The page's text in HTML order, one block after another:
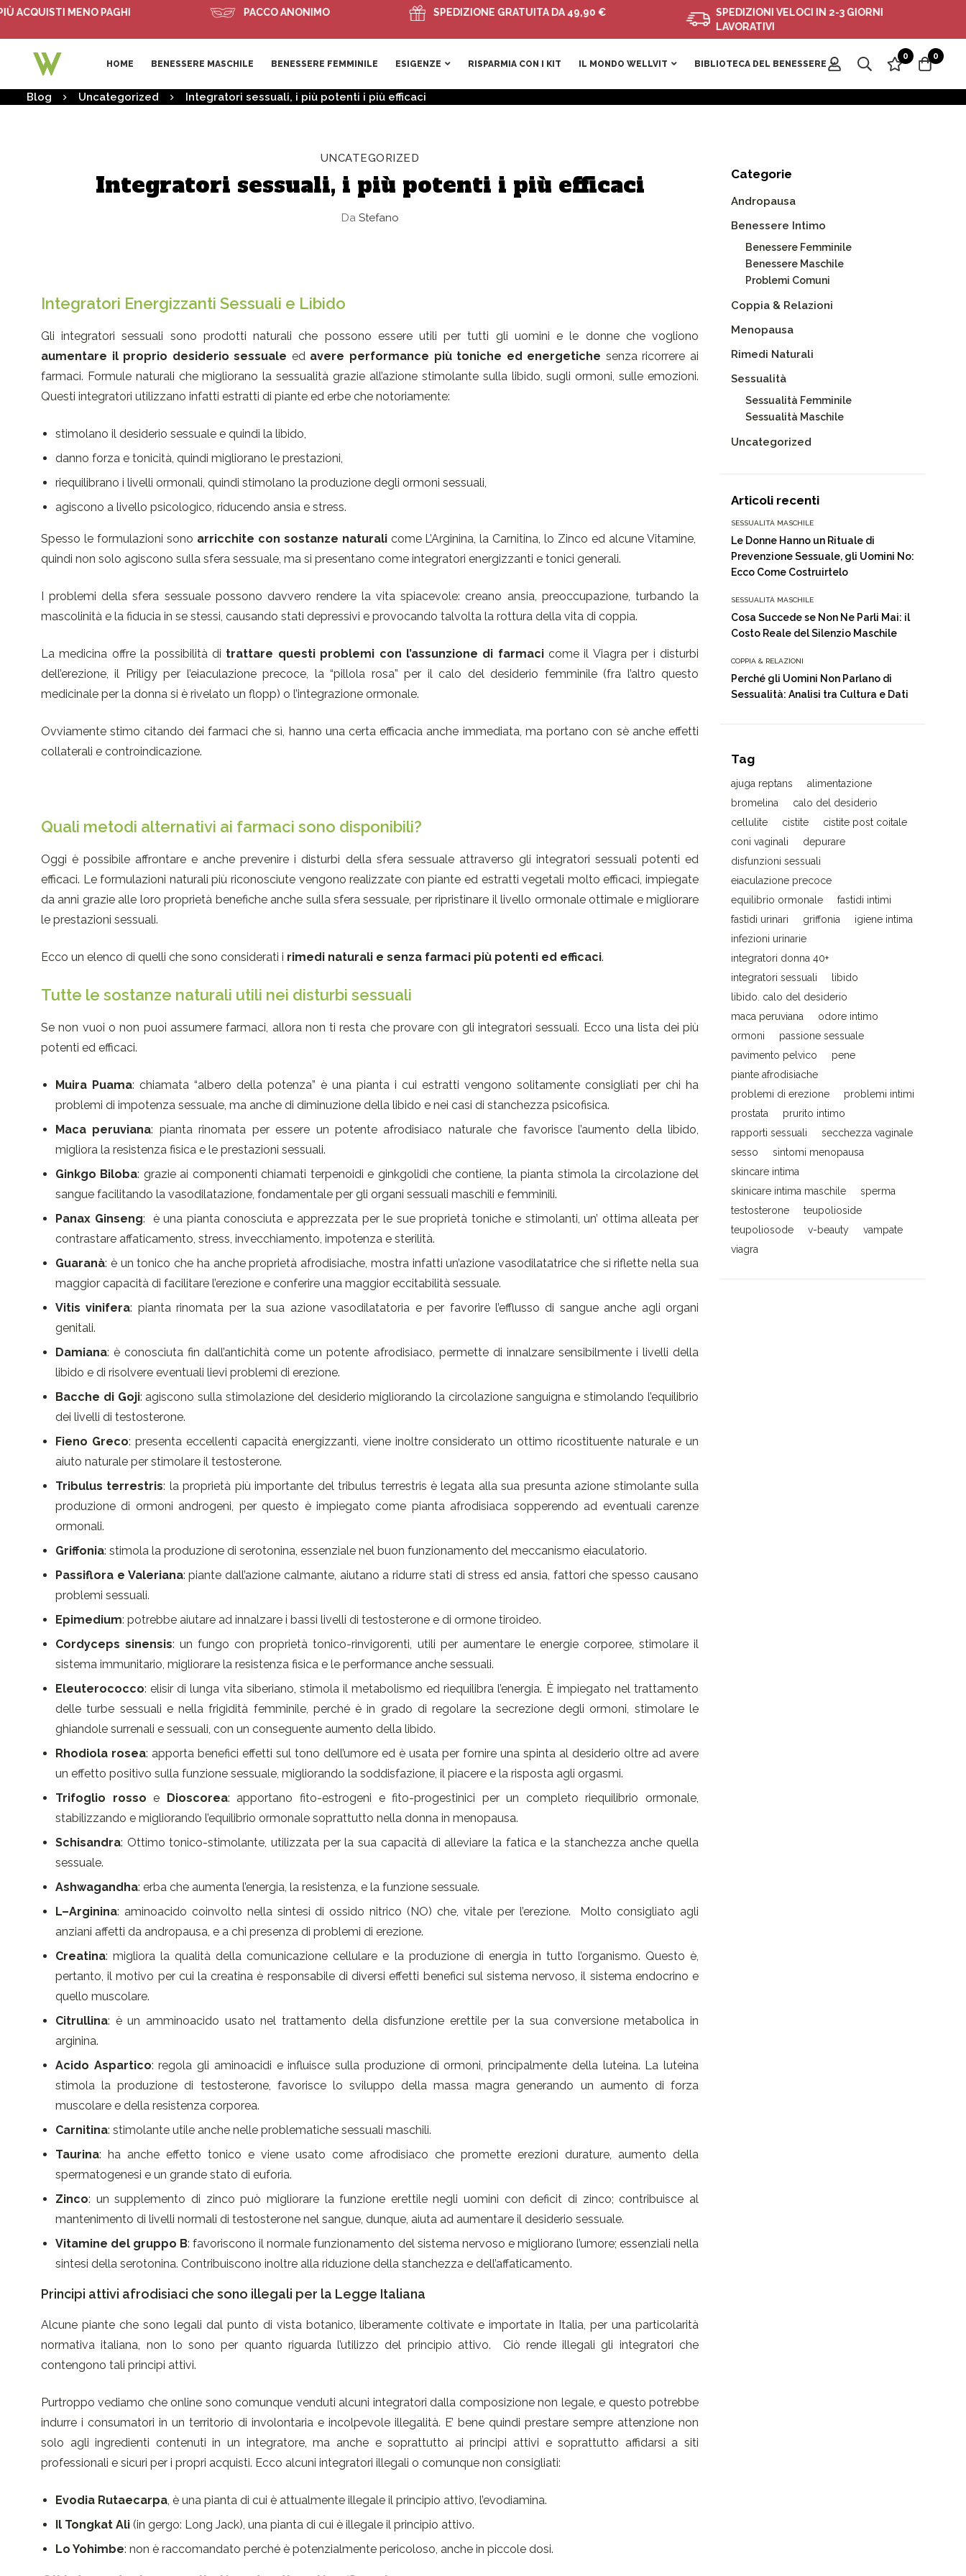
MENO PAGHI PACCO ANONIMO SPEDIZIONE GRATUITA DA 49,90 €
SPEDIZIONI VELOCI IN 2-3 GIORNI
LAVORATIVI
HOME BENESSERE MASCHILE BENESSERE FEMMINILE ESIGENZE RISPARMIA CON I KIT IL MONDO WELLVIT BIBLIOTECA DEL BENESSERE
0 0
Blog Uncategorized Integratori sessuali, i più potenti i più efficaci
UNCATEGORIZED
Integratori sessuali, i più potenti i più efficaci
DaStefano
Integratori Energizzanti Sessuali e Libido
Gli integratori sessuali sono prodotti naturali che possono essere utili per tutti gli uomini e le donne che vogliono
aumentare il proprio desiderio sessuale ed avere performance più toniche ed energetiche senza ricorrere ai
farmaci. Formule naturali che migliorano la sessualità grazie all’azione stimolante sulla libido, sugli ormoni, sulle emozioni.
Questi integratori utilizzano infatti estratti di piante ed erbe che notoriamente:
stimolano il desiderio sessuale e quindi la libido,
danno forza e tonicità, quindi migliorano le prestazioni,
riequilibrano i livelli ormonali, quindi stimolano la produzione degli ormoni sessuali,
agiscono a livello psicologico, riducendo ansia e stress.
Spesso le formulazioni sono arricchite con sostanze naturalicome L’Arginina, la Carnitina, lo Zinco ed alcune Vitamine,
quindi non solo agiscono sulla sfera sessuale, ma si presentano come integratori energizzanti e tonici generali.
I problemi della sfera sessuale possono davvero rendere la vita spiacevole: creano ansia, preoccupazione, turbando la
mascolinità e la fiducia in se stessi, causando stati depressivi e provocando talvolta la rottura della vita di coppia.
La medicina offre la possibilità di trattare questi problemi con l’assunzione di farmacicome il Viagra per i disturbi
dell’erezione, il Priligy per l’eiaculazione precoce, la “pillola rosa” per il calo del desiderio femminile (fra l’altro questo
medicinale per la donna si è rivelato un flopp) o l’integrazione ormonale.
Ovviamente stimo citando dei farmaci che sì, hanno una certa efficacia anche immediata, ma portano con sè anche effetti
collaterali e controindicazione.
Quali metodi alternativi ai farmaci sono disponibili?
Oggi è possibile affrontare e anche prevenire i disturbi della sfera sessuale attraverso gli integratori sessuali potenti ed
efficaci. Le formulazioni naturali più riconosciute vengono realizzate con piante ed estratti vegetali molto efficaci, impiegate
da anni grazie alle loro proprietà benefiche anche sulla sfera sessuale, per ripristinare il livello ormonale ottimale e migliorare
le prestazioni sessuali.
Ecco un elenco di quelli che sono considerati i rimedi naturali e senza farmaci più potenti ed efficaci.
Tutte le sostanze naturali utili nei disturbi sessuali
Se non vuoi o non puoi assumere farmaci, allora non ti resta che provare con gli integratori sessuali. Ecco una lista dei più
potenti ed efficaci.
Muira Puama: chiamata “albero della potenza” è una pianta i cui estratti vengono solitamente consigliati per chi ha
problemi di impotenza sessuale, ma anche di diminuzione della libido e nei casi di stanchezza psicofisica.
Maca peruviana: pianta rinomata per essere un potente afrodisiaco naturale che favorisce l’aumento della libido,
migliora la resistenza fisica e le prestazioni sessuali.
Ginkgo Biloba: grazie ai componenti chiamati terpenoidi e ginkgolidi che contiene, la pianta stimola la circolazione del
sangue facilitando la vasodilatazione, fondamentale per gli organi sessuali maschili e femminili.
Panax Ginseng: è una pianta conosciuta e apprezzata per le sue proprietà toniche e stimolanti, un’ ottima alleata per
contrastare affaticamento, stress, invecchiamento, impotenza e sterilità.
Guaranà: è un tonico che ha anche proprietà afrodisiache, mostra infatti un’azione vasodilatatrice che si riflette nella sua
maggior capacità di facilitare l’erezione e conferire una maggior eccitabilità sessuale.
Vitis vinifera: pianta rinomata per la sua azione vasodilatatoria e per favorire l’efflusso di sangue anche agli organi
genitali.
Damiana: è conosciuta fin dall’antichità come un potente afrodisiaco, permette di innalzare sensibilmente i livelli della
libido e di risolvere eventuali lievi problemi di erezione.
Bacche di Goji: agiscono sulla stimolazione del desiderio migliorando la circolazione sanguigna e stimolando l’equilibrio
dei livelli di testosterone.
Fieno Greco: presenta eccellenti capacità energizzanti, viene inoltre considerato un ottimo ricostituente naturale e un
aiuto naturale per stimolare il testosterone.
Tribulus terrestris: la proprietà più importante del tribulus terrestris è legata alla sua presunta azione stimolante sulla
produzione di ormoni androgeni, per questo è impiegato come pianta afrodisiaca sopperendo ad eventuali carenze
ormonali.
Griffonia: stimola la produzione di serotonina, essenziale nel buon funzionamento del meccanismo eiaculatorio.
Passiflora e Valeriana: piante dall’azione calmante, aiutano a ridurre stati di stress ed ansia, fattori che spesso causano
problemi sessuali.
Epimedium: potrebbe aiutare ad innalzare i bassi livelli di testosterone e di ormone tiroideo.
Cordyceps sinensis: un fungo con proprietà tonico-rinvigorenti, utili per aumentare le energie corporee, stimolare il
sistema immunitario, migliorare la resistenza fisica e le performance anche sessuali.
Eleuterococco: elisir di lunga vita siberiano, stimola il metabolismo ed riequilibra l’energia. È impiegato nel trattamento
delle turbe sessuali e nella frigidità femminile, perché è in grado di regolare la secrezione degli ormoni, stimolare le
ghiandole surrenali e sessuali, con un conseguente aumento della libido.
Rhodiola rosea: apporta benefici effetti sul tono dell’umore ed è usata per fornire una spinta al desiderio oltre ad avere
un effetto positivo sulla funzione sessuale, migliorando la soddisfazione, il piacere e la risposta agli orgasmi.
Trifoglio rosso e Dioscorea: apportano fito-estrogeni e fito-progestinici per un completo riequilibrio ormonale,
stabilizzando e migliorando l’equilibrio ormonale soprattutto nella donna in menopausa.
Schisandra: Ottimo tonico-stimolante, utilizzata per la sua capacità di alleviare la fatica e la stanchezza anche quella
sessuale.
Ashwagandha: erba che aumenta l’energia, la resistenza, e la funzione sessuale.
L–Arginina: aminoacido coinvolto nella sintesi di ossido nitrico (NO) che, vitale per l’erezione. Molto consigliato agli
anziani affetti da andropausa, e a chi presenza di problemi di erezione.
Creatina: migliora la qualità della comunicazione cellulare e la produzione di energia in tutto l’organismo. Questo è,
pertanto, il motivo per cui la creatina è responsabile di diversi effetti benefici sul sistema nervoso, il sistema endocrino e
quello muscolare.
Citrullina: è un amminoacido usato nel trattamento della disfunzione erettile per la sua conversione metabolica in
arginina.
Acido Aspartico: regola gli aminoacidi e influisce sulla produzione di ormoni, principalmente della luteina. La luteina
stimola la produzione di testosterone, favorisce lo sviluppo della massa magra generando un aumento di forza
muscolare e della resistenza corporea.
Carnitina: stimolante utile anche nelle problematiche sessuali maschili.
Taurina: ha anche effetto tonico e viene usato come afrodisiaco che promette erezioni durature, aumento della
spermatogenesi e un grande stato di euforia.
Zinco: un supplemento di zinco può migliorare la funzione erettile negli uomini con deficit di zinco; contribuisce al
mantenimento di livelli normali di testosterone nel sangue, dunque, aiuta ad aumentare il desiderio sessuale.
Vitamine del gruppo B: favoriscono il normale funzionamento del sistema nervoso e migliorano l’umore; essenziali nella
sintesi della serotonina. Contribuiscono inoltre alla riduzione della stanchezza e dell’affaticamento.
Principi attivi afrodisiaci che sono illegali per la Legge Italiana
Alcune piante che sono legali dal punto di vista botanico, liberamente coltivate e importate in Italia, per una particolarità
normativa italiana, non lo sono per quanto riguarda l’utilizzo del principio attivo. Ciò rende illegali gli integratori che
contengono tali principi attivi.
Purtroppo vediamo che online sono comunque venduti alcuni integratori dalla composizione non legale, e questo potrebbe
indurre i consumatori in un territorio di involontaria e incolpevole illegalità. E’ bene quindi prestare sempre attenzione non
solo agli ingredienti contenuti in un integratore, ma anche e soprattutto ai principi attivi e soprattutto affidarsi a siti
professionali e sicuri per i propri acquisti. Ecco alcuni integratori illegali o comunque non consigliati:
Evodia Rutaecarpa, è una pianta di cui è attualmente illegale il principio attivo, l’evodiamina.
Il Tongkat Ali (in gergo: Long Jack), una pianta di cui è illegale il principio attivo.
Lo Yohimbe: non è raccomandato perché è potenzialmente pericoloso, anche in piccole dosi.
Categorie
Andropausa
Benessere Intimo
Benessere Femminile
Benessere Maschile
Problemi Comuni
Coppia & Relazioni
Menopausa
Rimedi Naturali
Sessualità
Sessualità Femminile
Sessualità Maschile
Uncategorized
Articoli recenti
SESSUALITÀ MASCHILE
Le Donne Hanno un Rituale di
Prevenzione Sessuale, gli Uomini No:
Ecco Come Costruirtelo
SESSUALITÀ MASCHILE
Cosa Succede se Non Ne Parli Mai: il
Costo Reale del Silenzio Maschile
COPPIA & RELAZIONI
Perché gli Uomini Non Parlano di
Sessualità: Analisi tra Cultura e Dati
Tag
ajuga reptans
alimentazione
bromelina
calo del desiderio
cellulite
cistite
cistite post coitale
coni vaginali
depurare
disfunzioni sessuali
eiaculazione precoce
equilibrio ormonale
fastidi intimi
fastidi urinari
griffonia
igiene intima
infezioni urinarie
integratori donna 40+
integratori sessuali
libido
libido. calo del desiderio
maca peruviana
odore intimo
ormoni
passione sessuale
pavimento pelvico
pene
piante afrodisiache
problemi di erezione
problemi intimi
prostata
prurito intimo
rapporti sessuali
secchezza vaginale
sesso
sintomi menopausa
skincare intima
skinicare intima maschile
sperma
testosterone
teupolioside
teupoliosode
v-beauty
vampate
viagra